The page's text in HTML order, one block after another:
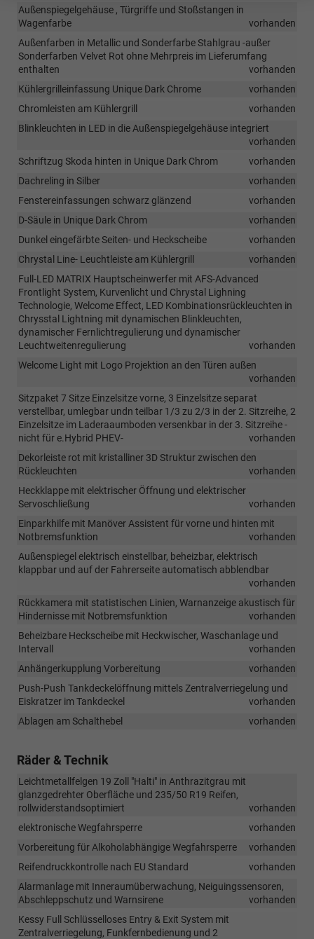
Außenspiegelgehäuse , Türgriffe und Stoßstangen in
Wagenfarbe
vorhanden
Außenfarben in Metallic und Sonderfarbe Stahlgrau -außer
Sonderfarben Velvet Rot ohne Mehrpreis im Lieferumfang
enthalten
vorhanden
Kühlergrilleinfassung Unique Dark Chrome
vorhanden
Chromleisten am Kühlergrill
vorhanden
Blinkleuchten in LED in die Außenspiegelgehäuse integriert
vorhanden
Schriftzug Skoda hinten in Unique Dark Chrom
vorhanden
Dachreling in Silber
vorhanden
Fenstereinfassungen schwarz glänzend
vorhanden
D-Säule in Unique Dark Chrom
vorhanden
Dunkel eingefärbte Seiten- und Heckscheibe
vorhanden
Chrystal Line- Leuchtleiste am Kühlergrill
vorhanden
Full-LED MATRIX Hauptscheinwerfer mit AFS-Advanced
Frontlight System, Kurvenlicht und Chrystal Lighning
Technologie, Welcome Effect, LED Kombinationsrückleuchten in
Chrysstal Lightning mit dynamischen Blinkleuchten,
dynamischer Fernlichtregulierung und dynamischer
Leuchtweitenregulierung
vorhanden
Welcome Light mit Logo Projektion an den Türen außen
vorhanden
Sitzpaket 7 Sitze Einzelsitze vorne, 3 Einzelsitze separat
verstellbar, umlegbar undn teilbar 1/3 zu 2/3 in der 2. Sitzreihe, 2
Einzelsitze im Laderaaumboden versenkbar in der 3. Sitzreihe -
nicht für e.Hybrid PHEV-
vorhanden
Dekorleiste rot mit kristalliner 3D Struktur zwischen den
Rückleuchten
vorhanden
Heckklappe mit elektrischer Öffnung und elektrischer
Servoschließung
vorhanden
Einparkhilfe mit Manöver Assistent für vorne und hinten mit
Notbremsfunktion
vorhanden
Außenspiegel elektrisch einstellbar, beheizbar, elektrisch
klappbar und auf der Fahrerseite automatisch abblendbar
vorhanden
Rückkamera mit statistischen Linien, Warnanzeige akustisch für
Hindernisse mit Notbremsfunktion
vorhanden
Beheizbare Heckscheibe mit Heckwischer, Waschanlage und
Intervall
vorhanden
Anhängerkupplung Vorbereitung
vorhanden
Push-Push Tankdeckelöffnung mittels Zentralverriegelung und
Eiskratzer im Tankdeckel
vorhanden
Ablagen am Schalthebel
vorhanden
Räder & Technik
Leichtmetallfelgen 19 Zoll "Halti" in Anthrazitgrau mit
glanzgedrehter Oberfläche und 235/50 R19 Reifen,
rollwiderstandsoptimiert
vorhanden
elektronische Wegfahrsperre
vorhanden
Vorbereitung für Alkoholabhängige Wegfahrsperre
vorhanden
Reifendruckkontrolle nach EU Standard
vorhanden
Alarmanlage mit Inneraumüberwachung, Neiguingssensoren,
Abschleppschutz und Warnsirene
vorhanden
Kessy Full Schlüsselloses Entry & Exit System mit
Zentralverriegelung, Funkfernbedienung und 2